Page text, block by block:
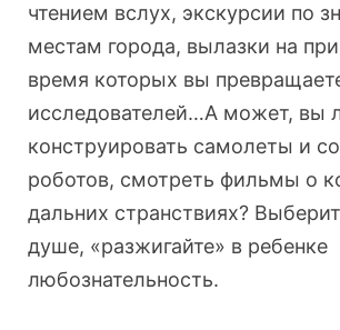
чтением вслух, экскурсии по
местам города, вылазки на
время которых вы
исследователей…А может, вы
конструировать самолеты и
роботов, смотреть фильмы о
дальних странствиях?
душе, «разжигайте» в ребенке
любознательность.